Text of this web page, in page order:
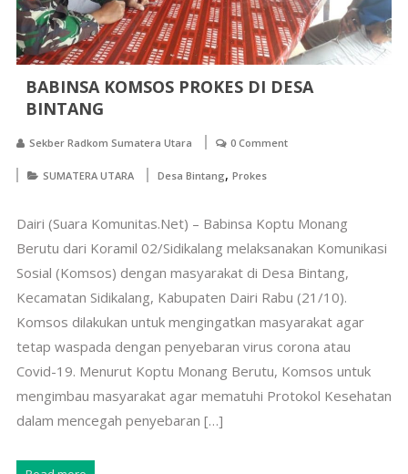
BABINSA KOMSOS PROKES DI DESA
BINTANG
Sekber Radkom Sumatera Utara 0 Comment
SUMATERA UTARA Desa Bintang, Prokes
Dairi (Suara Komunitas.Net) – Babinsa Koptu Monang
Berutu dari Koramil 02/Sidikalang melaksanakan Komunikasi
Sosial (Komsos) dengan masyarakat di Desa Bintang,
Kecamatan Sidikalang, Kabupaten Dairi Rabu (21/10).
Komsos dilakukan untuk mengingatkan masyarakat agar
tetap waspada dengan penyebaran virus corona atau
Covid-19. Menurut Koptu Monang Berutu, Komsos untuk
mengimbau masyarakat agar mematuhi Protokol Kesehatan
dalam mencegah penyebaran […]